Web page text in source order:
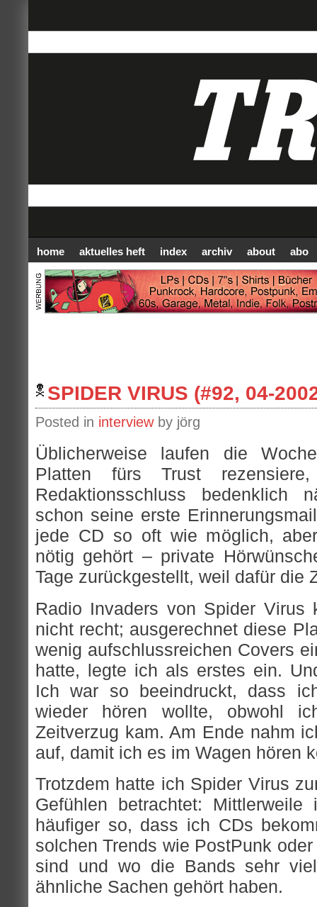
home aktuelles heft index archiv about abo
SPIDER VIRUS (#92, 04-
Posted in interviewby jörg
Üblicherweise laufen die
Platten fürs Trust
Redaktionsschluss bedenklich
schon seine erste
jede CD so oft wie möglich,
nötig gehört – private
Tage zurückgestellt, weil dafür die
Radio Invaders von Spider Virus
nicht recht; ausgerechnet diese
wenig aufschlussreichen Covers
hatte, legte ich als erstes ein.
Ich war so beeindruckt, dass
wieder hören wollte, obwohl
Zeitverzug kam. Am Ende nahm
auf, damit ich es im Wagen hören
Trotzdem hatte ich Spider Virus
Gefühlen betrachtet:
häufiger so, dass ich CDs
solchen Trends wie PostPunk
sind und wo die Bands sehr
ähnliche Sachen gehört haben.